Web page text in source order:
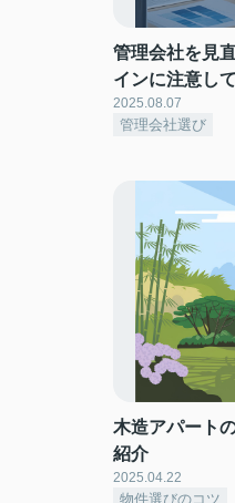
管理会社を見
インに注意し
2025.08.07
管理会社選び
木造アパート
紹介
2025.04.22
物件選びのコツ